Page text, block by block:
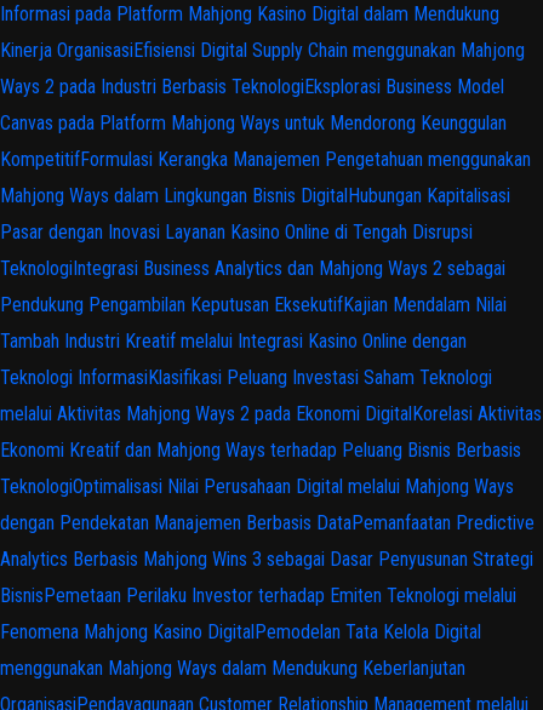
Informasi pada Platform Mahjong Kasino Digital dalam Mendukung
Kinerja OrganisasiEfisiensi Digital Supply Chain menggunakan Mahjong
Ways 2 pada Industri Berbasis TeknologiEksplorasi Business Model
Canvas pada Platform Mahjong Ways untuk Mendorong Keunggulan
KompetitifFormulasi Kerangka Manajemen Pengetahuan menggunakan
Mahjong Ways dalam Lingkungan Bisnis DigitalHubungan Kapitalisasi
Pasar dengan Inovasi Layanan Kasino Online di Tengah Disrupsi
TeknologiIntegrasi Business Analytics dan Mahjong Ways 2 sebagai
Pendukung Pengambilan Keputusan EksekutifKajian Mendalam Nilai
Tambah Industri Kreatif melalui Integrasi Kasino Online dengan
Teknologi InformasiKlasifikasi Peluang Investasi Saham Teknologi
melalui Aktivitas Mahjong Ways 2 pada Ekonomi DigitalKorelasi Aktivitas
Ekonomi Kreatif dan Mahjong Ways terhadap Peluang Bisnis Berbasis
TeknologiOptimalisasi Nilai Perusahaan Digital melalui Mahjong Ways
dengan Pendekatan Manajemen Berbasis DataPemanfaatan Predictive
Analytics Berbasis Mahjong Wins 3 sebagai Dasar Penyusunan Strategi
BisnisPemetaan Perilaku Investor terhadap Emiten Teknologi melalui
Fenomena Mahjong Kasino DigitalPemodelan Tata Kelola Digital
menggunakan Mahjong Ways dalam Mendukung Keberlanjutan
OrganisasiPendayagunaan Customer Relationship Management melalui